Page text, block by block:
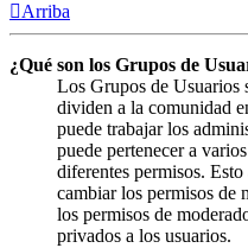
Arriba
¿Qué son los Grupos de
Los Grupos de Usuarios
dividen a la comunidad
puede trabajar los
puede pertenecer a
diferentes permisos.
cambiar los permisos de
los permisos de
privados a los usuarios.